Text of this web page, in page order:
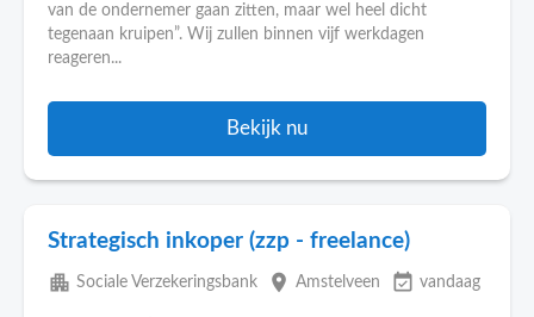
van de ondernemer gaan zitten, maar wel heel dicht
tegenaan kruipen”. Wij zullen binnen vijf werkdagen
reageren...
Bekijk nu
Strategisch inkoper (zzp - freelance)
apartment Sociale Verzekeringsbank place Amstelveen event_available vandaag